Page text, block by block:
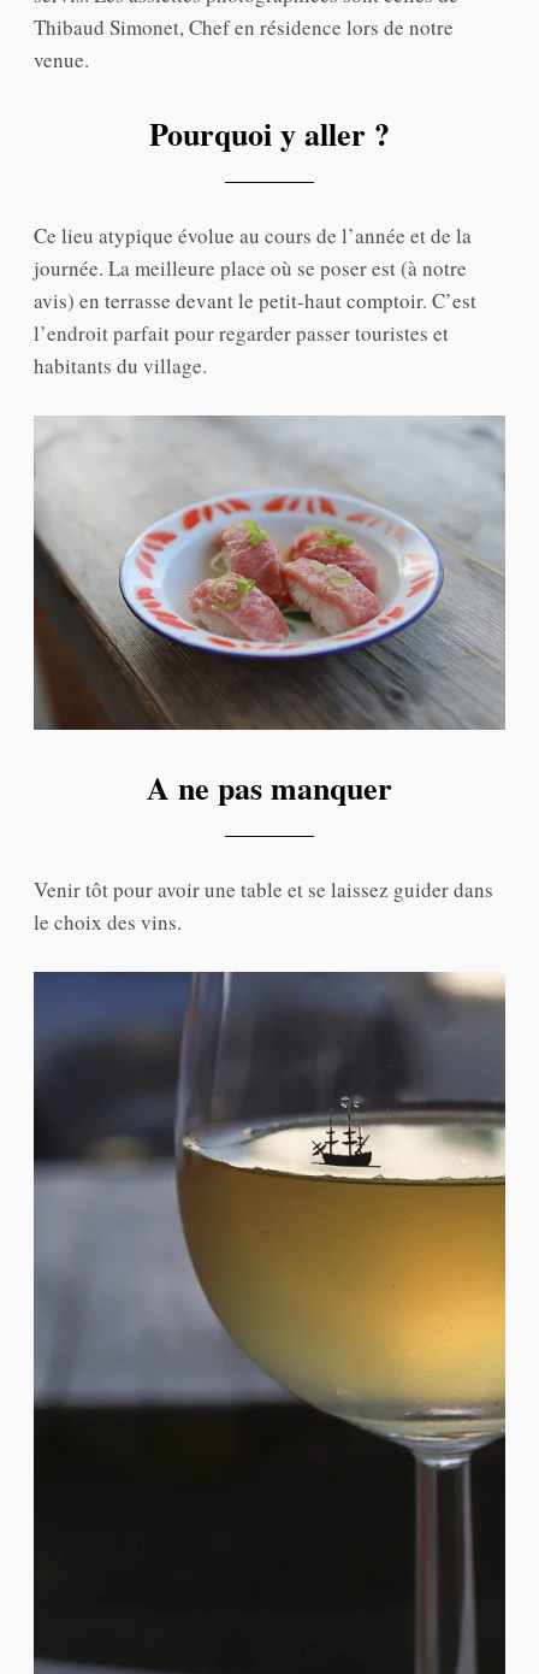
Thibaud Simonet, Chef en résidence lors de notre
venue.
Pourquoi y aller ?
Ce lieu atypique évolue au cours de l’année et de la
journée. La meilleure place où se poser est (à notre
avis) en terrasse devant le petit-haut comptoir. C’est
l’endroit parfait pour regarder passer touristes et
habitants du village.
A ne pas manquer
Venir tôt pour avoir une table et se laissez guider dans
le choix des vins.